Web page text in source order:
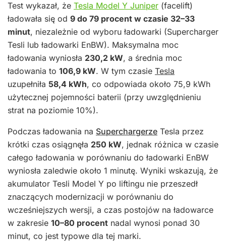
Test wykazał, że Tesla Model Y Juniper (facelift)
ładowała się od 9 do 79 procent w czasie 32–33
minut, niezależnie od wyboru ładowarki (Supercharger
Tesli lub ładowarki EnBW). Maksymalna moc
ładowania wyniosła 230,2 kW, a średnia moc
ładowania to 106,9 kW. W tym czasie Tesla
uzupełniła 58,4 kWh, co odpowiada około 75,9 kWh
użytecznej pojemności baterii (przy uwzględnieniu
strat na poziomie 10%).
Podczas ładowania na Superchargerze Tesla przez
krótki czas osiągnęła 250 kW, jednak różnica w czasie
całego ładowania w porównaniu do ładowarki EnBW
wyniosła zaledwie około 1 minutę. Wyniki wskazują, że
akumulator Tesli Model Y po liftingu nie przeszedł
znaczących modernizacji w porównaniu do
wcześniejszych wersji, a czas postojów na ładowarce
w zakresie 10–80 procent nadal wynosi ponad 30
minut, co jest typowe dla tej marki.